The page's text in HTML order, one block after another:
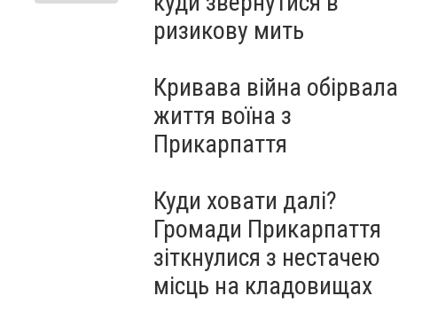
ризикову мить
Кривава війна обірвала
життя воїна з
Прикарпаття
Куди ховати далі?
Громади Прикарпаття
зіткнулися з нестачею
місць на кладовищах